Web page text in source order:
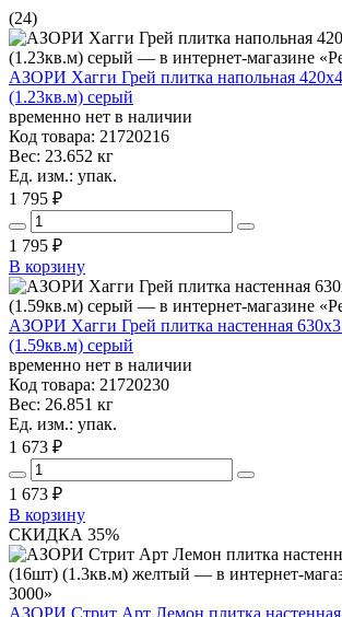
(24)
АЗОРИ Хагги Грей плитка напольная
(1.23кв.м) серый
временно нет в наличии
Код товара: 21720216
Вес: 23.652 кг
Ед. изм.: упак.
1 795 ₽
1 795 ₽
В корзину
АЗОРИ Хагги Грей плитка настенная
(1.59кв.м) серый
временно нет в наличии
Код товара: 21720230
Вес: 26.851 кг
Ед. изм.: упак.
1 673 ₽
1 673 ₽
В корзину
СКИДКА 35%
АЗОРИ Стрит Арт Лемон плитка